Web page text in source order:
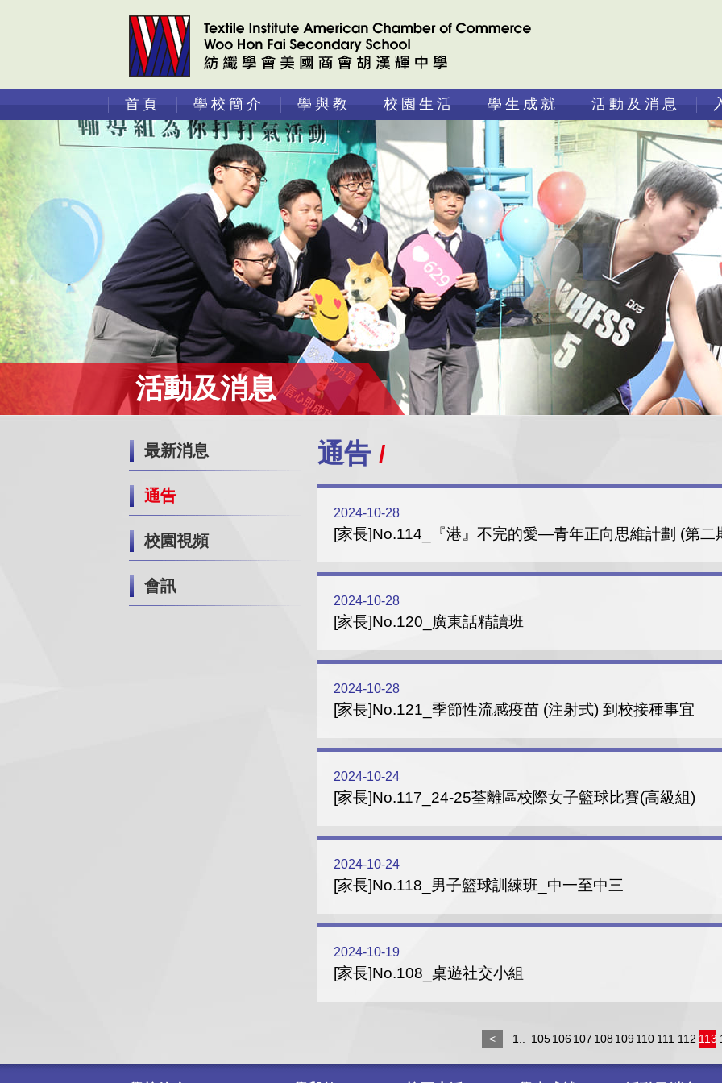
首頁 學校簡介 學與教 校園生活 學生成就 活動及消息
活動及消息
最新消息
通告
校園視頻
會訊
通告
2024-10-28
[家長]No.114_『港』不完的愛—青年正向思維計劃 (第二
2024-10-28
[家長]No.120_廣東話精讀班
2024-10-28
[家長]No.121_季節性流感疫苗 (注射式) 到校接種事宜
2024-10-24
[家長]No.117_24-25荃離區校際女子籃球比賽(高級組)
2024-10-24
[家長]No.118_男子籃球訓練班_中一至中三
2024-10-19
[家長]No.108_桌遊社交小組
< 1.. 105106107 108 109110 111 112 113